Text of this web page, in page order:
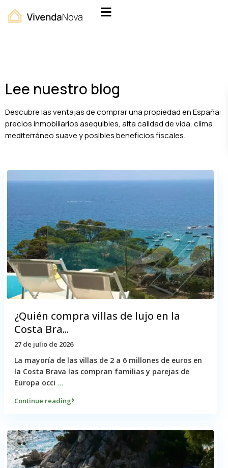
Lee nuestro blog
Descubre las ventajas de comprar una propiedad en España:
precios inmobiliarios asequibles, alta calidad de vida, clima
mediterráneo suave y posibles beneficios fiscales.
¿Quién compra villas de lujo en la
Costa Bra...
27 de julio de 2026
La mayoría de las villas de 2 a 6 millones de euros en
la Costa Brava las compran familias y parejas de
Europa occi ...
Continue reading